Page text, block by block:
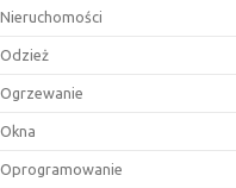
Nieruchomości
Odzież
Ogrzewanie
Okna
Oprogramowanie